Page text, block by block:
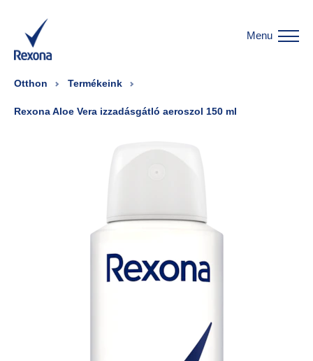
Menu
Otthon Termékeink
Rexona Aloe Vera izzadásgátló aeroszol 150 ml